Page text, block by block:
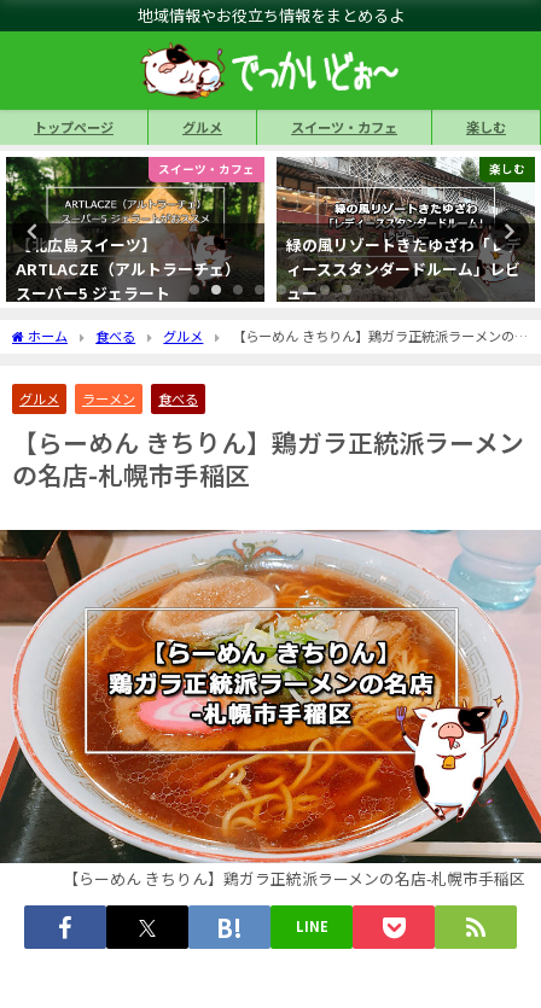
地域情報やお役立ち情報をまとめるよ
トップページ グルメ スイーツ・カフェ 楽しむ
楽しむ
緑の風リゾートきたゆざわ「レデ
ィーススタンダードルーム」レビ
ュー
グルメ
【らぁめん道場 極(きわみ)】鶏白
湯+煮干し味噌ラーメン-深川市音
江町
ホーム 食べる グルメ
【らーめん きちりん】鶏ガラ正統派ラーメンの名
グルメ ラーメン 食べる
【らーめん きちりん】鶏ガラ正統派ラーメン
の名店-札幌市手稲区
【らーめん きちりん】鶏ガラ正統派ラーメンの名店-札幌市手稲区
LINE